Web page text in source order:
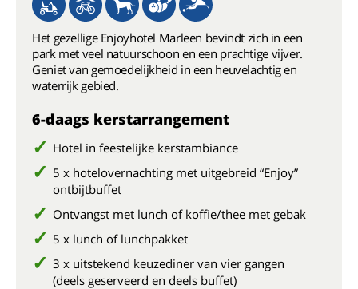
Het gezellige Enjoyhotel Marleen bevindt zich in een
park met veel natuurschoon en een prachtige vijver.
Geniet van gemoedelijkheid in een heuvelachtig en
waterrijk gebied.
6-daags kerstarrangement
Hotel in feestelijke kerstambiance
5 x hotelovernachting met uitgebreid “Enjoy”
ontbijtbuffet
Ontvangst met lunch of koffie/thee met gebak
5 x lunch of lunchpakket
3 x uitstekend keuzediner van vier gangen
(deels geserveerd en deels buffet)